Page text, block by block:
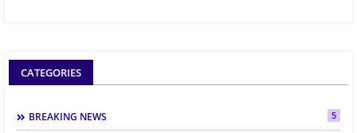
CATEGORIES
BREAKING NEWS 5